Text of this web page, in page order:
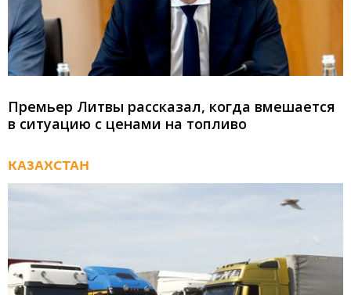
Премьер Литвы рассказал, когда вмешается
в ситуацию с ценами на топливо
КАЗАХСТАН